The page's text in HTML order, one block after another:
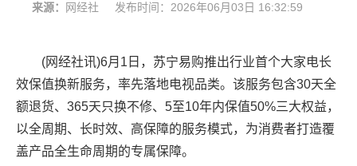
来源： 网经社 发布时间： 2026年06月03日 16:32:59
(网经社讯)6月1日，苏宁易购推出行业首个大家电长
效保值换新服务，率先落地电视品类。该服务包含30天全
额退货、365天只换不修、5至10年内保值50%三大权益，
以全周期、长时效、高保障的服务模式，为消费者打造覆
盖产品全生命周期的专属保障。